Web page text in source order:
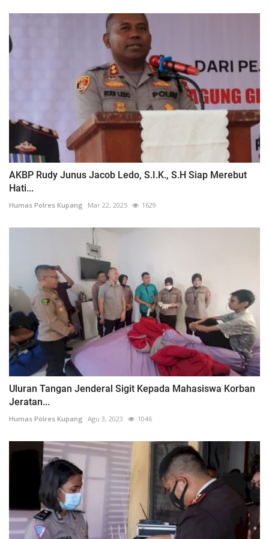
AKBP Rudy Junus Jacob Ledo, S.I.K., S.H Siap Merebut
Hati...
Humas Polres Kupang Mar 22, 2025 1629
Uluran Tangan Jenderal Sigit Kepada Mahasiswa Korban
Jeratan...
Humas Polres Kupang Agu 3, 2023 1046